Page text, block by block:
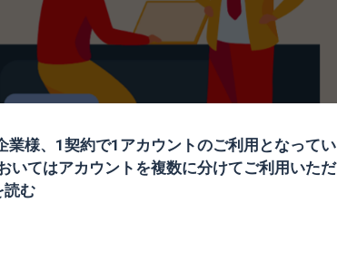
様、1契約で1アカウントのご利用となってい
いてはアカウントを複数に分けてご利用いただ
読む